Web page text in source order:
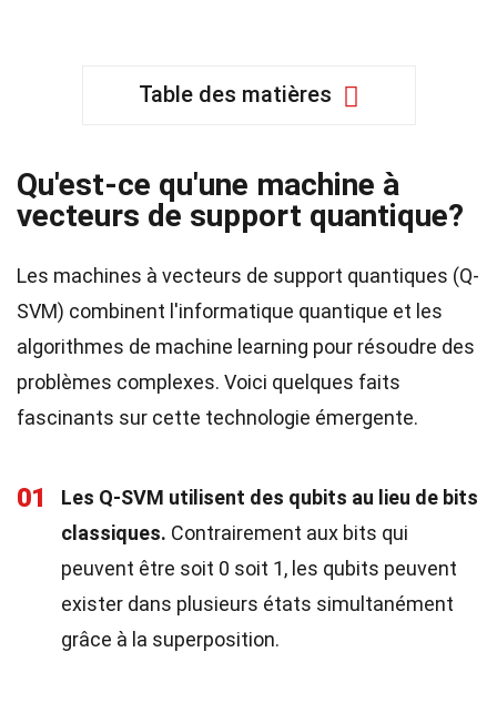
Table des matières
Qu'est-ce qu'une machine à
vecteurs de support quantique?
Les machines à vecteurs de support quantiques (Q-
SVM) combinent l'informatique quantique et les
algorithmes de machine learning pour résoudre des
problèmes complexes. Voici quelques faits
fascinants sur cette technologie émergente.
01
Les Q-SVM utilisent des qubits au lieu de bits
classiques. Contrairement aux bits qui
peuvent être soit 0 soit 1, les qubits peuvent
exister dans plusieurs états simultanément
grâce à la superposition.